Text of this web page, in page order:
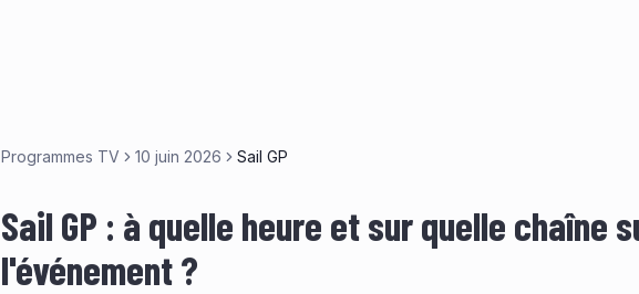
Programmes TV 10 juin 2026 Sail GP
Sail GP : à quelle heure et sur quelle chaîne
l'événement ?